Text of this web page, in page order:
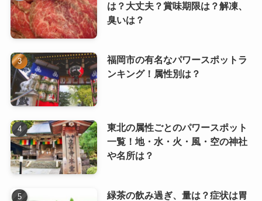
は？大丈夫？賞味期限は？解凍、
臭いは？
福岡市の有名なパワースポットラ
ンキング！属性別は？
東北の属性ごとのパワースポット
一覧！地・水・火・風・空の神社
や名所は？
緑茶の飲み過ぎ、量は？症状は胃